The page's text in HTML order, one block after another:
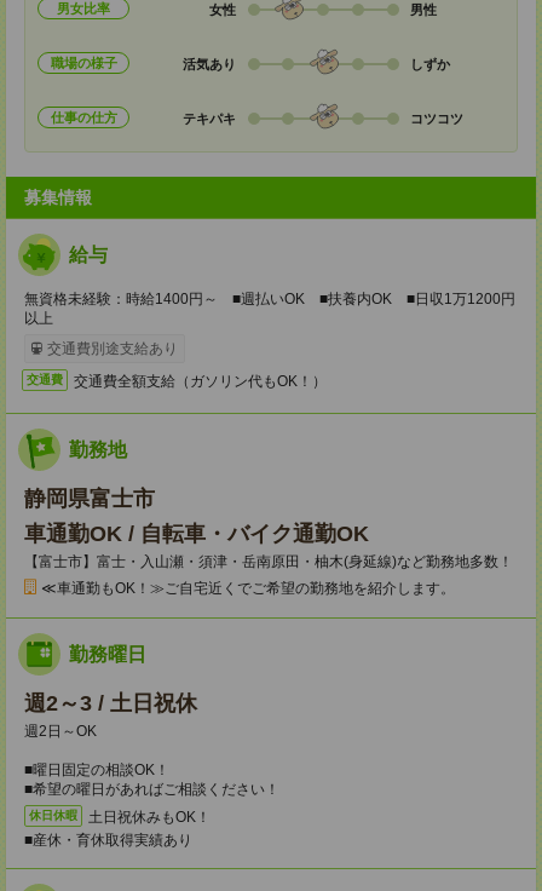
男女比率 女性 男性
職場の様子 活気あり しずか
仕事の仕方 テキパキ コツコツ
募集情報
給与
無資格未経験：時給1400円～ ■週払いOK ■扶養内OK ■日収1万1200円
以上
交通費別途支給あり
交通費 交通費全額支給（ガソリン代もOK！）
勤務地
静岡県富士市
車通勤OK / 自転車・バイク通勤OK
【富士市】富士・入山瀬・須津・岳南原田・柚木(身延線)など勤務地多数！
≪車通勤もOK！≫ご自宅近くでご希望の勤務地を紹介します。
勤務曜日
週2～3 / 土日祝休
週2日～OK
■曜日固定の相談OK！
■希望の曜日があればご相談ください！
休日休暇
土日祝休みもOK！
■産休・育休取得実績あり